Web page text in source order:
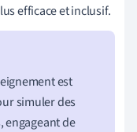
efficace et inclusif.
est
simuler des
engageant de